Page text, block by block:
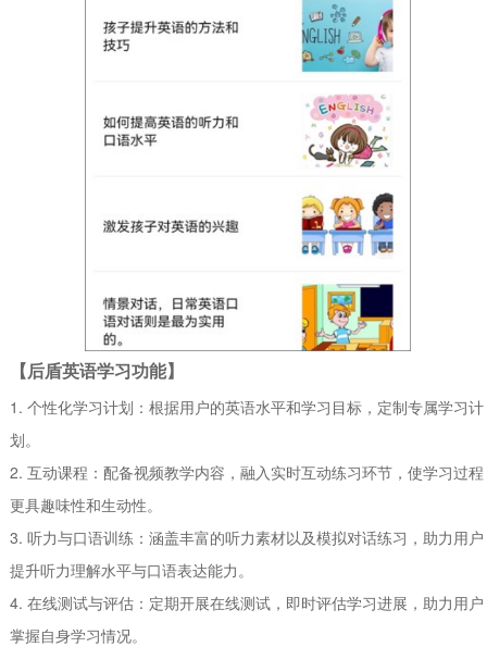
【后盾英语学习功能】
1. 个性化学习计划：根据用户的英语水平和学习目标，定制专属学习计
划。
2. 互动课程：配备视频教学内容，融入实时互动练习环节，使学习过程
更具趣味性和生动性。
3. 听力与口语训练：涵盖丰富的听力素材以及模拟对话练习，助力用户
提升听力理解水平与口语表达能力。
4. 在线测试与评估：定期开展在线测试，即时评估学习进展，助力用户
掌握自身学习情况。